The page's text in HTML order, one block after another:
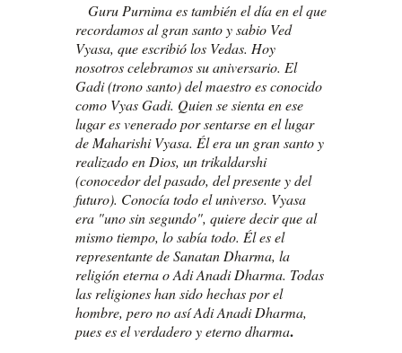
Guru Purnima es también el día en el que
recordamos al gran santo y sabio Ved
Vyasa, que escribió los Vedas. Hoy
nosotros celebramos su aniversario. El
Gadi (trono santo) del maestro es conocido
como Vyas Gadi. Quien se sienta en ese
lugar es venerado por sentarse en el lugar
de Maharishi Vyasa. Él era un gran santo y
realizado en Dios, un trikaldarshi
(conocedor del pasado, del presente y del
futuro). Conocía todo el universo. Vyasa
era "uno sin segundo", quiere decir que al
mismo tiempo, lo sabía todo. Él es el
representante de Sanatan Dharma, la
religión eterna o Adi Anadi Dharma. Todas
las religiones han sido hechas por el
hombre, pero no así Adi Anadi Dharma,
pues es el verdadero y eterno dharma.